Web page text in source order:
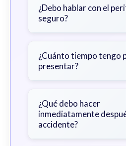
gravedad de sus
médicas, tiempo fuera
¿Debo hablar con el
seguro?
primero con un
declaraciones que
¿Cuánto tiempo tengo
presentar?
con excepciones.
obtener orientación
¿Qué debo hacer
inmediatamente
accidente?